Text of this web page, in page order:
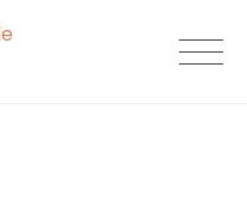
Jama Hostel |